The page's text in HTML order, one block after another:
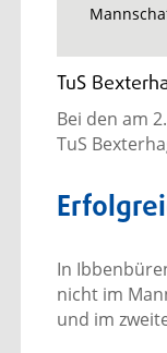
TuS
Bei den am
TuS
In
nicht im
und im